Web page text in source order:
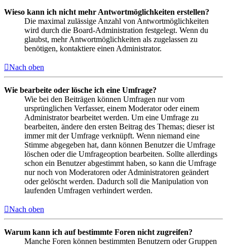
Wieso kann ich nicht mehr Antwortmöglichkeiten erstellen?
Die maximal zulässige Anzahl von Antwortmöglichkeiten
wird durch die Board-Administration festgelegt. Wenn du
glaubst, mehr Antwortmöglichkeiten als zugelassen zu
benötigen, kontaktiere einen Administrator.
Nach oben
Wie bearbeite oder lösche ich eine Umfrage?
Wie bei den Beiträgen können Umfragen nur vom
ursprünglichen Verfasser, einem Moderator oder einem
Administrator bearbeitet werden. Um eine Umfrage zu
bearbeiten, ändere den ersten Beitrag des Themas; dieser ist
immer mit der Umfrage verknüpft. Wenn niemand eine
Stimme abgegeben hat, dann können Benutzer die Umfrage
löschen oder die Umfrageoption bearbeiten. Sollte allerdings
schon ein Benutzer abgestimmt haben, so kann die Umfrage
nur noch von Moderatoren oder Administratoren geändert
oder gelöscht werden. Dadurch soll die Manipulation von
laufenden Umfragen verhindert werden.
Nach oben
Warum kann ich auf bestimmte Foren nicht zugreifen?
Manche Foren können bestimmten Benutzern oder Gruppen